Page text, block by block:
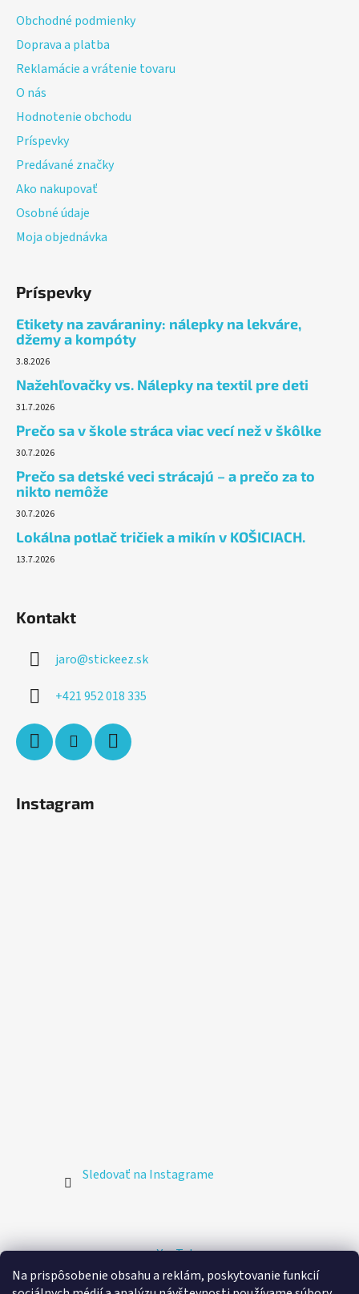
Na prispôsobenie obsahu a reklám, poskytovanie funkcií
Obchodné podmienky
Doprava a platba
Reklamácie a vrátenie tovaru
O nás
Hodnotenie obchodu
Príspevky
Predávané značky
Ako nakupovať
Osobné údaje
Moja objednávka
Príspevky
Etikety na zaváraniny: nálepky na lekváre,
džemy a kompóty
3.8.2026
Nažehľovačky vs. Nálepky na textil pre deti
31.7.2026
Prečo sa v škole stráca viac vecí než v škôlke
30.7.2026
Prečo sa detské veci strácajú – a prečo za to
nikto nemôže
30.7.2026
Lokálna potlač tričiek a mikín v KOŠICIACH.
13.7.2026
Kontakt
jaro@stickeez.sk
+421 952 018 335
Instagram
Sledovať na Instagrame
YouTube